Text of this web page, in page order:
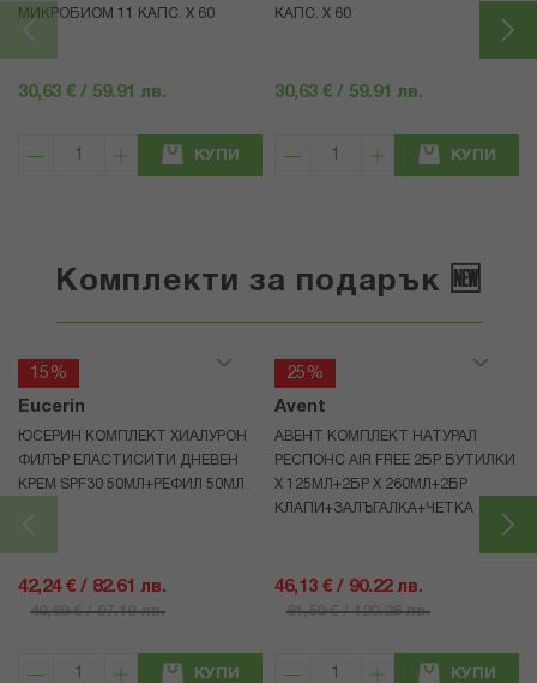
МИКРОБИОМ 11 КАПС. X 60
30,63 € / 59.91 лв.
КУПИ
КАПС. X 60
30,63 € / 59.91 лв.
КУПИ
Комплекти за подарък 🆕
15%
Eucerin
ЮСЕРИН КОМПЛЕКТ ХИАЛУРОН
ФИЛЪР ЕЛАСТИСИТИ ДНЕВЕН
КРЕМ SPF30 50МЛ+РЕФИЛ 50МЛ
42,24 € / 82.61 лв.
49,69 € / 97.19 лв.
КУПИ
25%
Avent
АВЕНТ КОМПЛЕКТ НАТУРАЛ
РЕСПОНС AIR FREE 2БР БУТИЛКИ
Х 125МЛ+2БР Х 260МЛ+2БР
КЛАПИ+ЗАЛЪГАЛКА+ЧЕТКА
46,13 € / 90.22 лв.
61,50 € / 120.28 лв.
КУПИ